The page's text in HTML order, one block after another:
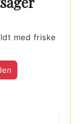
med friske